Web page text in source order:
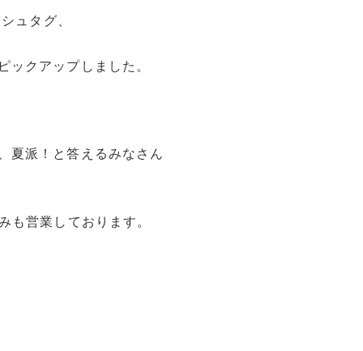
ュタグ、
ックアップしました。
夏派！と答えるみなさん
も営業しております。